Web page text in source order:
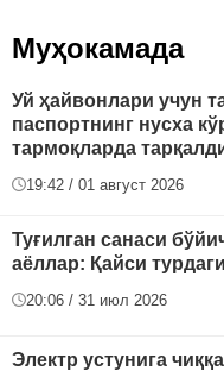
Муҳокамада
Уй ҳайвонлари учун
паспортнинг нусха
тармоқларда
19:42 / 01 август 2026
Туғилган санаси
аёллар: Қайси
20:06 / 31 июл 2026
Электр устунига